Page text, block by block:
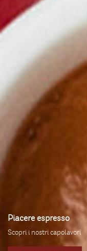
Piacere espresso
Scopri i nostri capolavori